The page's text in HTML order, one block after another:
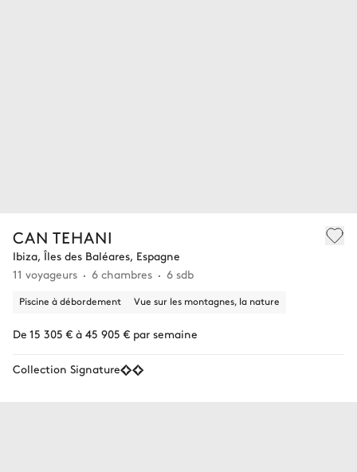
CAN TEHANI
Ibiza, Îles des Baléares, Espagne
11 voyageurs
6 chambres 6 sdb
Piscine à débordement Vue sur les montagnes, la nature
De 15 305 € à 45 905 € par semaine
Collection Signature